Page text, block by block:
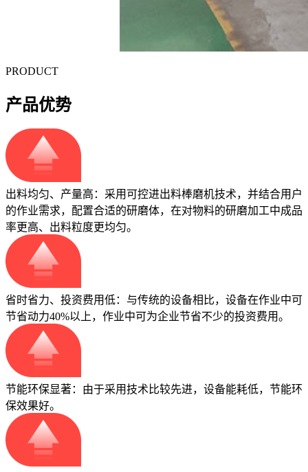
PRODUCT
产品优势
出料均匀、产量高：采用可控进出料棒磨机技术，并结合用户
的作业需求，配置合适的研磨体，在对物料的研磨加工中成品
率更高、出料粒度更均匀。
省时省力、投资费用低：与传统的设备相比，设备在作业中可
节省动力40%以上，作业中可为企业节省不少的投资费用。
节能环保显著：由于采用技术比较先进，设备能耗低，节能环
保效果好。